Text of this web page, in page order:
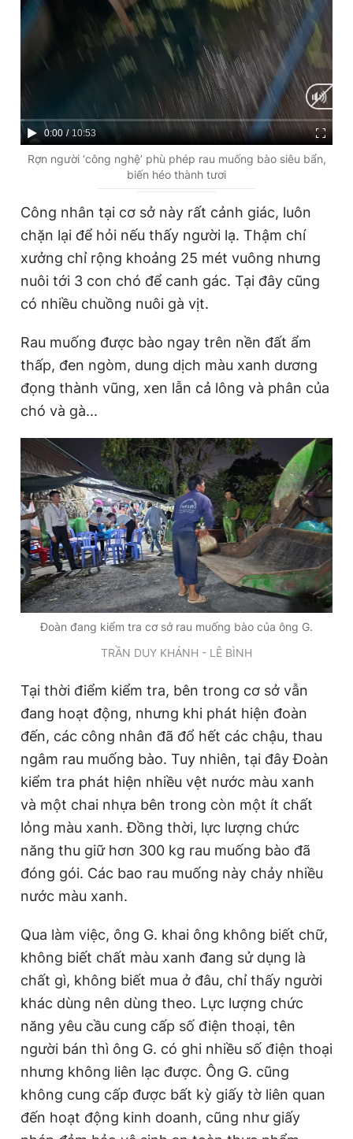
C
u
m
e
0:00 / D
u
o
10:53
Rợn người ‘công nghệ’ phù phép rau muống bào siêu bẩn,
biến héo thành tươi
Công nhân tại cơ sở này rất cảnh giác, luôn
chặn lại để hỏi nếu thấy người lạ. Thậm chí
xưởng chỉ rộng khoảng 25 mét vuông nhưng
nuôi tới 3 con chó để canh gác. Tại đây cũng
có nhiều chuồng nuôi gà vịt.
Rau muống được bào ngay trên nền đất ẩm
thấp, đen ngòm, dung dịch màu xanh dương
đọng thành vũng, xen lẫn cả lông và phân của
chó và gà...
Đoàn đang kiểm tra cơ sở rau muống bào của ông G.
TRẦN DUY KHÁNH - LÊ BÌNH
Tại thời điểm kiểm tra, bên trong cơ sở vẫn
đang hoạt động, nhưng khi phát hiện đoàn
đến, các công nhân đã đổ hết các chậu, thau
ngâm rau muống bào. Tuy nhiên, tại đây Đoàn
kiểm tra phát hiện nhiều vệt nước màu xanh
và một chai nhựa bên trong còn một ít chất
lỏng màu xanh. Đồng thời, lực lượng chức
năng thu giữ hơn 300 kg rau muống bào đã
đóng gói. Các bao rau muống này chảy nhiều
nước màu xanh.
Qua làm việc, ông G. khai ông không biết chữ,
không biết chất màu xanh đang sử dụng là
chất gì, không biết mua ở đâu, chỉ thấy người
khác dùng nên dùng theo. Lực lượng chức
năng yêu cầu cung cấp số điện thoại, tên
người bán thì ông G. có ghi nhiều số điện thoại
nhưng không liên lạc được. Ông G. cũng
không cung cấp được bất kỳ giấy tờ liên quan
đến hoạt động kinh doanh, cũng như giấy